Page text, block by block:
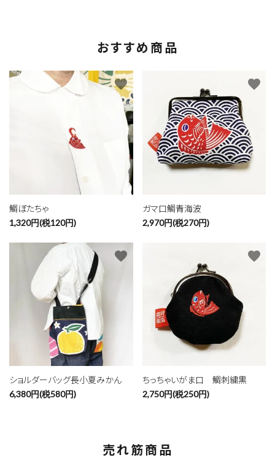
おすすめ商品
鯛ぼたちゃ
1,320円(税120円)
favorite
ガマ口鯛青海波
2,970円(税270円)
favorite
ショルダーバッグ長小夏みかん
6,380円(税580円)
favorite
ちっちゃいがま口 鯛刺繍黒
2,750円(税250円)
favorite
売れ筋商品